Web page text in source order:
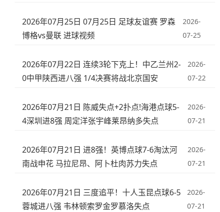
2026年07月25日 07月25日 足球友谊赛 罗森
博格vs曼联 进球视频
2026-
07-25
2026年07月22日 连续3轮下克上！中乙兰州2-
0中甲陕西进八强 1/4决赛将战北京国安
2026-
07-22
2026年07月21日 陈威失点+2扑点!海港点球5-
4深圳进8强 周定洋张宇峰莱昂纳多失点
2026-
07-21
2026年07月21日 进8强！英博点球7-6淘汰河
南战申花 马拉尼昂、阿卜杜肉苏力失点
2026-
07-21
2026年07月21日 三度追平！十人玉昆点球6-5
蓉城进八强 韦林顿索罗金罗慕洛失点
2026-
07-21